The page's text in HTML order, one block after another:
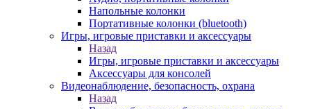
Напольные колонки
Портативные колонки (bluetooth)
Игры, игровые приставки и аксессуары
Назад
Игры, игровые приставки и аксессуары
Аксессуары для консолей
Видеонаблюдение, безопасность, охрана
Назад